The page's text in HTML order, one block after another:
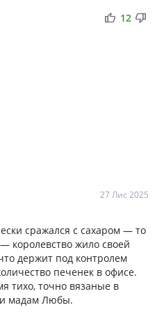
thumb_up thumb_down
12
27 Лис 2025
сражался с сахаром — то
королевство жило своей
держит под контролем
печенек в офисе.
тихо, точно вязаные в
мадам Любы.